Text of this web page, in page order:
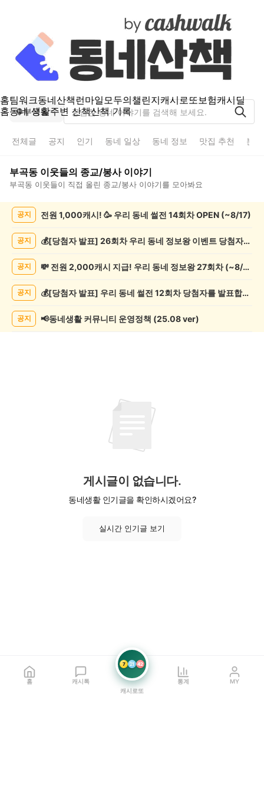
홈팀워크동네산책런마일모두의챌린지캐시로또보험캐시딜
홈동네 생활주변 산책산책 기록
부곡동
전체글 공지 인기 동네 일상 동네 정보 맛집 추천 분
부곡동 이웃들의 종교/봉사이야기
부곡동 이웃들이 직접 올린 종교/봉사 이야기를 모아봐요
록
공지 전원 1,000캐시! 🥳 우리 동네 썰전 14회차 OPEN (~8/17)
공지 💰[당첨자 발표] 26회차 우리 동네 정보왕 이벤트 당첨자를 발표합니다!
공지 💸 전원 2,000캐시 지급! 우리 동네 정보왕 27회차 (~8/10)
공지 💰[당첨자 발표] 우리 동네 썰전 12회차 당첨자를 발표합니다!
공지 📢동네생활 커뮤니티 운영정책 (25.08 ver)
게시글이 없습니다.
동네생활 인기글을 확인하시겠어요?
실시간 인기글 보기
홈 캐시톡
7 21 42
캐시로또
통계 MY